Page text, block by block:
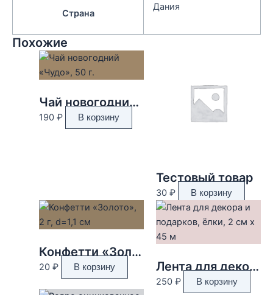
Страна
Дания
Похожие
Чай новогодний «Чудо», 50 г.
190 ₽ В корзину
Тестовый товар
30 ₽ В корзину
Конфетти «Золото», 2 г, d=1,1 см
20 ₽ В корзину Лента для декора и подарков, ёлки, 2 см х 45 м
250 ₽ В корзину